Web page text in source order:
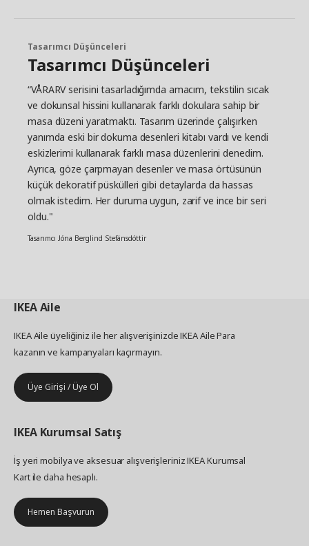
Tasarımcı Düşünceleri
Tasarımcı Düşünceleri
“VÅRARV serisini tasarladığımda amacım, tekstilin sıcak
ve dokunsal hissini kullanarak farklı dokulara sahip bir
masa düzeni yaratmaktı. Tasarım üzerinde çalışırken
yanımda eski bir dokuma desenleri kitabı vardı ve kendi
eskizlerimi kullanarak farklı masa düzenlerini denedim.
Ayrıca, göze çarpmayan desenler ve masa örtüsünün
küçük dekoratif püskülleri gibi detaylarda da hassas
olmak istedim. Her duruma uygun, zarif ve ince bir seri
oldu."
Tasarımcı Jóna Berglind Stefánsdóttir
IKEAAile
IKEA Aile üyeliğiniz ile her alışverişinizde IKEA Aile Para
kazanın ve kampanyaları kaçırmayın.
Üye Girişi / Üye Ol
IKEA Kurumsal Satış
İş yeri mobilya ve aksesuar alışverişleriniz IKEA Kurumsal
Kart ile daha hesaplı.
Hemen Başvurun